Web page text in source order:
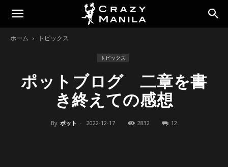
ホーム トピックス
トピックス
ポットブログ 二章を書
き終えての感想
By ポット - 2022-12-17 2832 12